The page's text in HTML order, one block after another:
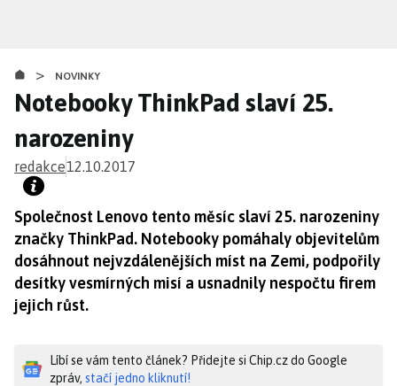
obsahu
> NOVINKY
Notebooky ThinkPad slaví 25.
narozeniny
redakce12.10.2017
Společnost Lenovo tento měsíc slaví 25. narozeniny
značky ThinkPad. Notebooky pomáhaly objevitelům
dosáhnout nejvzdálenějších míst na Zemi, podpořily
desítky vesmírných misí a usnadnily nespočtu firem
jejich růst.
Líbí se vám tento článek? Přidejte si Chip.cz do Google
zpráv, stačí jedno kliknutí!